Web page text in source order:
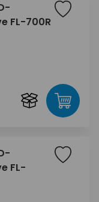
FL-700R
FL-